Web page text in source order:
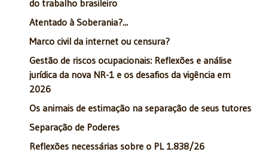
do trabalho brasileiro
Atentado à Soberania?...
Marco civil da internet ou censura?
Gestão de riscos ocupacionais: Reflexões e análise
jurídica da nova NR-1 e os desafios da vigência em
2026
Os animais de estimação na separação de seus tutores
Separação de Poderes
Reflexões necessárias sobre o PL 1.838/26